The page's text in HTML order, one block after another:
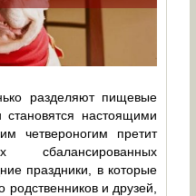
разделяют пищевые
становятся настоящими
четвероногим претит
сбалансированных
праздники, в которые
родственников и друзей,